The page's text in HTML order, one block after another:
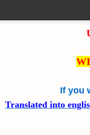
If you
Translated into